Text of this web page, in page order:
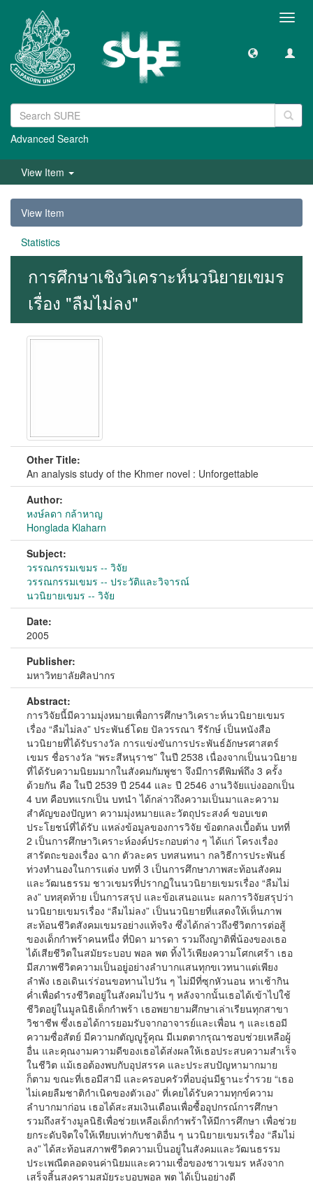
Advanced Search
View Item
View Item
Statistics
การศึกษาเชิงวิเคราะห์นวนิยายเขมร
เรื่อง "ลืมไม่ลง"
Other Title:
An analysis study of the Khmer novel : Unforgettable
Author:
หงษ์ลดา กล้าหาญ
Honglada Klaharn
Subject:
วรรณกรรมเขมร -- วิจัย
วรรณกรรมเขมร -- ประวัติและวิจารณ์
นวนิยายเขมร -- วิจัย
Date:
2005
Publisher:
มหาวิทยาลัยศิลปากร
Abstract:
การวิจัยนี้มีความมุ่งหมายเพื่อการศึกษาวิเคราะห์นวนิยายเขมร
เรื่อง “ลืมไม่ลง” ประพันธ์โดย ปัลวรรณา รีรักษ์ เป็นหนังสือ
นวนิยายที่ได้รับรางวัล การแข่งขันการประพันธ์อักษรศาสตร์
เขมร ชื่อรางวัล “พระสีหนุราช” ในปี 2538 เนื่องจากเป็นนวนิยาย
ที่ได้รับความนิยมมากในสังคมกัมพูชา จึงมีการตีพิมพ์ถึง 3 ครั้ง
ด้วยกัน คือ ในปี 2539 ปี 2544 และ ปี 2546 งานวิจัยแบ่งออกเป็น
4 บท คือบทแรกเป็น บทนำ ได้กล่าวถึงความเป็นมาและความ
สำคัญของปัญหา ความมุ่งหมายและวัตถุประสงค์ ขอบเขต
ประโยชน์ที่ได้รับ แหล่งข้อมูลของการวิจัย ข้อตกลงเบื้อต้น บทที่
2 เป็นการศึกษาวิเคราะห์องค์ประกอบต่าง ๆ ได้แก่ โครงเรื่อง
สารัตถะของเรื่อง ฉาก ตัวละคร บทสนทนา กลวิธีการประพันธ์
ท่วงทำนองในการแต่ง บทที่ 3 เป็นการศึกษาภาพสะท้อนสังคม
และวัฒนธรรม ชาวเขมรที่ปรากฏในนวนิยายเขมรเรื่อง “ลืมไม่
ลง” บทสุดท้าย เป็นการสรุป และข้อเสนอแนะ ผลการวิจัยสรุปว่า
นวนิยายเขมรเรื่อง “ลืมไม่ลง” เป็นนวนิยายที่แสดงให้เห็นภาพ
สะท้อนชีวิตสังคมเขมรอย่างแท้จริง ซึ่งได้กล่าวถึงชีวิตการต่อสู้
ของเด็กกำพร้าคนหนึ่ง ที่บิดา มารดา รวมถึงญาติพี่น้องของเธอ
ได้เสียชีวิตในสมัยระบอบ พอล พต ทิ้งไว้เพียงความโศกเศร้า เธอ
มีสภาพชีวิตความเป็นอยู่อย่างลำบากแสนทุกขเวทนาแต่เพียง
ลำพัง เธอเดินเร่ร่อนขอทานไปวัน ๆ ไม่มีที่ซุกหัวนอน หาเช้ากิน
ค่ำเพื่อดำรงชีวิตอยู่ในสังคมไปวัน ๆ หลังจากนั้นเธอได้เข้าไปใช้
ชีวิตอยู่ในมูลนิธิเด็กกำพร้า เธอพยายามศึกษาเล่าเรียนทุกสาขา
วิชาชีพ ซึ่งเธอได้การยอมรับจากอาจารย์และเพื่อน ๆ และเธอมี
ความซื่อสัตย์ มีความกตัญญูรู้คุณ มีเมตตากรุณาชอบช่วยเหลือผู้
อื่น และคุณงามความดีของเธอได้ส่งผลให้เธอประสบความสำเร็จ
ในชีวิต แม้เธอต้องพบกับอุปสรรค และประสบปัญหามากมาย
ก็ตาม ขณะที่เธอมีสามี และครอบครัวที่อบอุ่นมีฐานะร่ำรวย “เธอ
ไม่เคยลืมชาติกำเนิดของตัวเอง” ที่เคยได้รับความทุกข์ความ
ลำบากมาก่อน เธอได้สะสมเงินเดือนเพื่อซื้ออุปกรณ์การศึกษา
รวมถึงสร้างมูลนิธิเพื่อช่วยเหลือเด็กกำพร้าให้มีการศึกษา เพื่อช่วย
ยกระดับจิตใจให้เทียบเท่ากับชาติอื่น ๆ นวนิยายเขมรเรื่อง “ลืมไม่
ลง” ได้สะท้อนสภาพชีวิตความเป็นอยู่ในสังคมและวัฒนธรรม
ประเพณีตลอดจนค่านิยมและความเชื่อของชาวเขมร หลังจาก
เสร็จสิ้นสงครามสมัยระบอบพอล พต ได้เป็นอย่างดี